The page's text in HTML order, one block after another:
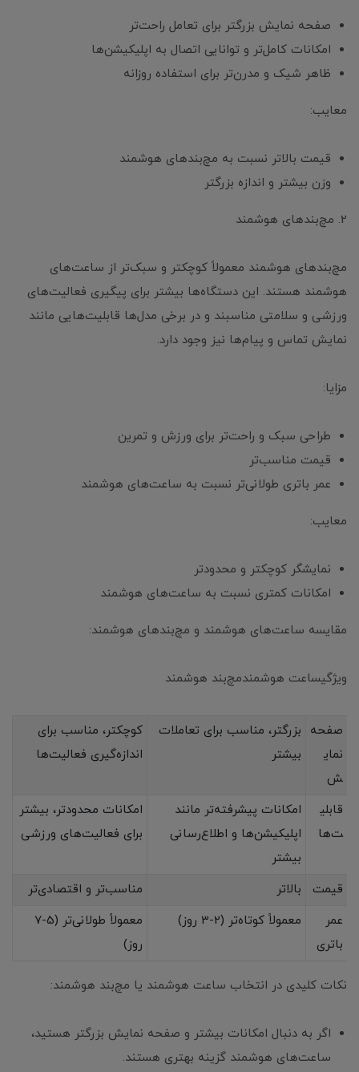
صفحه نمایش بزرگتر برای تعامل راحت‌تر
امکانات کامل‌تر و توانایی اتصال به اپلیکیشن‌ها
ظاهر شیک و مدرن‌تر برای استفاده روزانه
معایب:
قیمت بالاتر نسبت به مچ‌بندهای هوشمند
وزن بیشتر و اندازه بزرگتر
2. مچ‌بندهای هوشمند
مچ‌بندهای هوشمند معمولاً کوچکتر و سبک‌تر از ساعت‌های
هوشمند هستند. این دستگاه‌ها بیشتر برای پیگیری فعالیت‌های
ورزشی و سلامتی مناسبند و در برخی مدل‌ها قابلیت‌هایی مانند
نمایش تماس و پیام‌ها نیز وجود دارد.
مزایا:
طراحی سبک و راحت‌تر برای ورزش و تمرین
قیمت مناسب‌تر
عمر باتری طولانی‌تر نسبت به ساعت‌های هوشمند
معایب:
نمایشگر کوچکتر و محدودتر
امکانات کمتری نسبت به ساعت‌های هوشمند
مقایسه ساعت‌های هوشمند و مچ‌بندهای هوشمند:
ویژگیساعت هوشمندمچ‌بند هوشمند
صفحه
نمای
ش
بزرگتر، مناسب برای تعاملات
بیشتر
کوچکتر، مناسب برای
اندازه‌گیری فعالیت‌ها
قابلی
ت‌ها
امکانات پیشرفته‌تر مانند
اپلیکیشن‌ها و اطلاع‌رسانی
بیشتر
امکانات محدودتر، بیشتر
برای فعالیت‌های ورزشی
قیمت بالاتر
مناسب‌تر و اقتصادی‌تر
عمر
باتری
معمولاً کوتاه‌تر (2-3 روز)
معمولاً طولانی‌تر (5-7
روز)
نکات کلیدی در انتخاب ساعت هوشمند یا مچ‌بند هوشمند:
اگر به دنبال امکانات بیشتر و صفحه نمایش بزرگتر هستید،
ساعت‌های هوشمند گزینه بهتری هستند.